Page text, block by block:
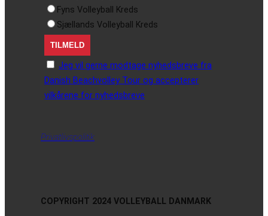
Fyns Volleyball Kreds
Sjællands Volleyball Kreds
Jeg vil gerne modtage nyhedsbreve fra
Danish Beachvolley Tour og accepterer
vilkårene for nyhedsbreve
Privatlivspolitik
COPYRIGHT 2024 VOLLEYBALL DANMARK